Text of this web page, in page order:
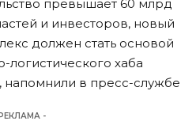
превышает 60 млрд
и инвесторов, новый
должен стать основой
логистического хаба
напомнили в пресс-службе
-